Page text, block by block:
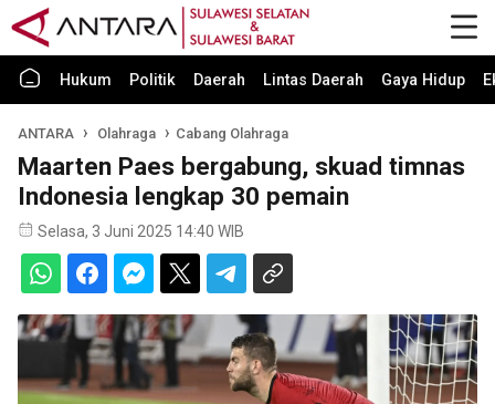
Hukum Politik Daerah Lintas Daerah Gaya Hidup
ANTARA Olahraga Cabang Olahraga
Maarten Paes bergabung, skuad timnas
Indonesia lengkap 30 pemain
Selasa, 3 Juni 2025 14:40 WIB